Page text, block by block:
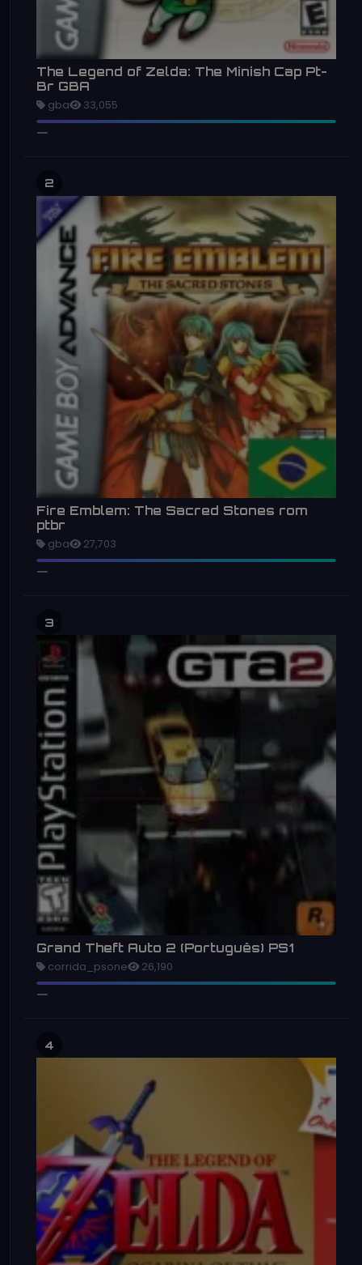
The Legend of Zelda: The Minish Cap Pt-
Br GBA
gba 33,055
2
Fire Emblem: The Sacred Stones rom
ptbr
gba 27,703
3
Grand Theft Auto 2 (Português) PS1
corrida_psone 26,190
4